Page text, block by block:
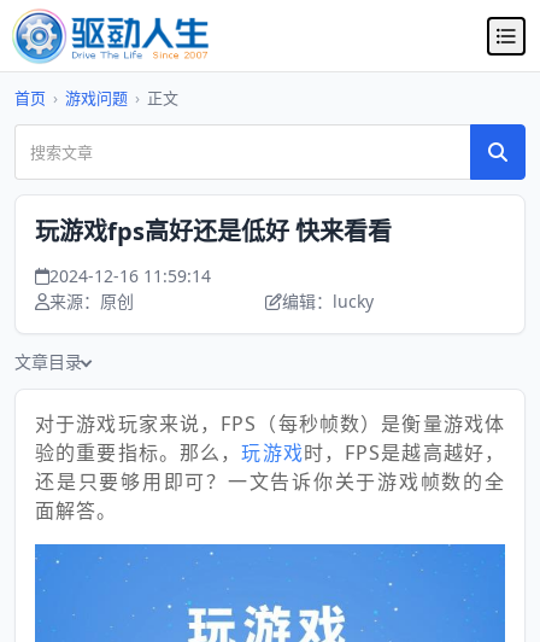
首页 › 游戏问题 › 正文
玩游戏fps高好还是低好 快来看看
2024-12-16 11:59:14
来源：原创
编辑：lucky
文章目录
对于游戏玩家来说，FPS（每秒帧数）是衡量游戏体
验的重要指标。那么，玩游戏时，FPS是越高越好，
还是只要够用即可？一文告诉你关于游戏帧数的全
面解答。